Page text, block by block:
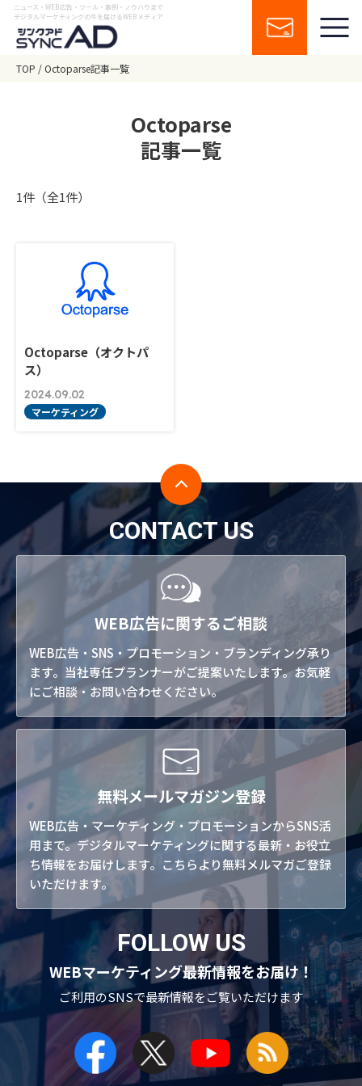
ニュース・WEB広告・ツール・事例・ノウハウまで
デジタルマーケティングの今を届けるWEBメディア
TOP Octoparse記事一覧
Octoparse
記事一覧
1件（全1件）
Octoparse（オクトパ
ス）
2024.09.02
マーケティング
CONTACT US
WEB広告に関するご相談
WEB広告・SNS・プロモーション・ブランディング承り
ます。当社専任プランナーがご提案いたします。お気軽
にご相談・お問い合わせください。
無料メールマガジン登録
WEB広告・マーケティング・プロモーションからSNS活
用まで。デジタルマーケティングに関する最新・お役立
ち情報をお届けします。こちらより無料メルマガご登録
いただけます。
FOLLOW US
WEBマーケティング最新情報をお届け！
ご利用のSNSで最新情報をご覧いただけます